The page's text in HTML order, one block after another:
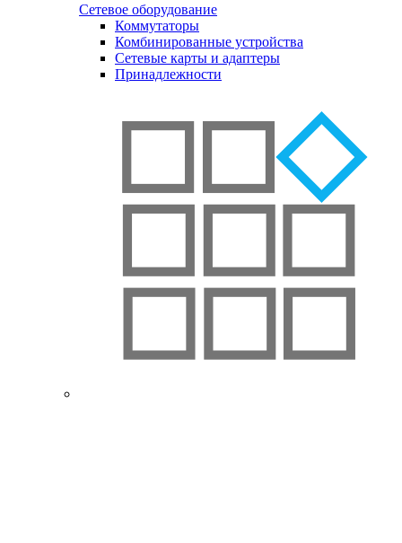
Сетевое оборудование
Коммутаторы
Комбинированные устройства
Сетевые карты и адаптеры
Принадлежности